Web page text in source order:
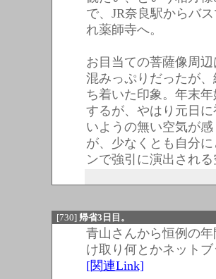
で、JR奈良駅からバ
れ薬師寺へ。
お目当ての菩薩像周
混みっぷりだったが
ち着いた印象。年末
するが、やはり元日
いようの無い空気が
が、少なくとも自分
ンで強引に演出され
[730] 帰省3日目。
青山さんから恒例の
け取り何とかネット
[関連Link]